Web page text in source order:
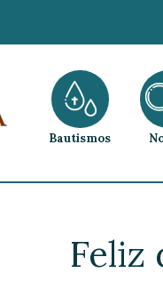
Bautismos
Feliz